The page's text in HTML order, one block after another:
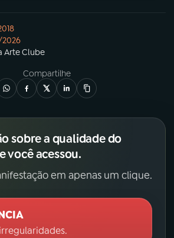
Arte Clube
Compartilhe
sobre a qualidade do
você acessou.
em apenas um clique.